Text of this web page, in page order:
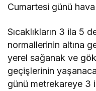
Cumartesi günü
Sıcaklıkların 3 ila 5
normallerinin altına
yerel sağanak ve
geçişlerinin
günü metrekareye 3